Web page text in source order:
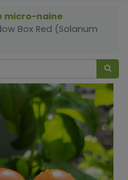
micro-naine
Box Red (Solanum